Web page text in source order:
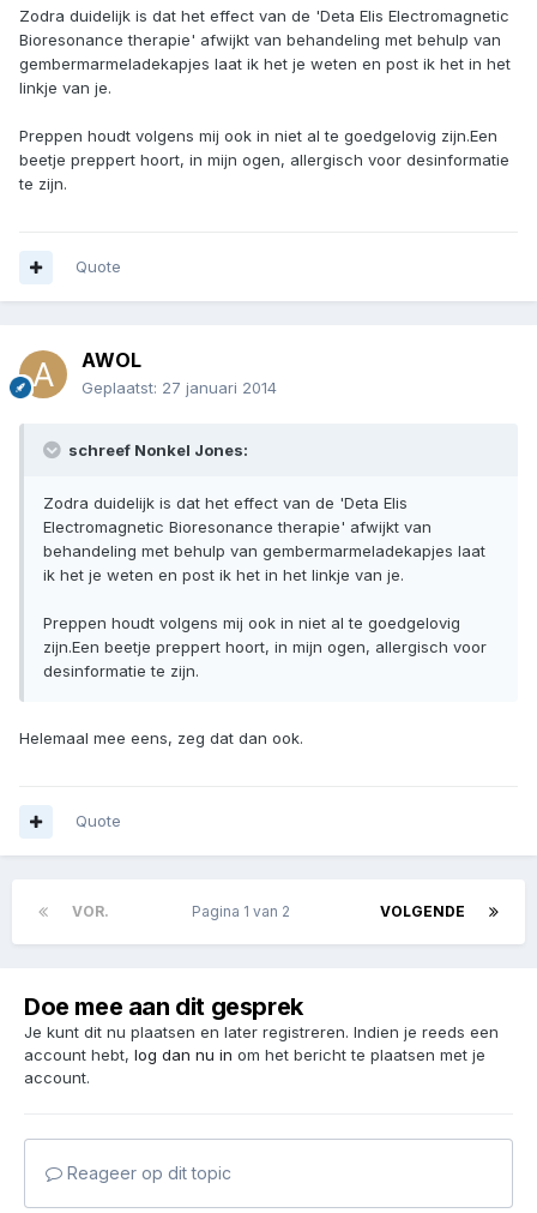
Zodra duidelijk is dat het effect van de 'Deta Elis Electromagnetic
Bioresonance therapie' afwijkt van behandeling met behulp van
gembermarmeladekapjes laat ik het je weten en post ik het in het
linkje van je.
Preppen houdt volgens mij ook in niet al te goedgelovig zijn.Een
beetje preppert hoort, in mijn ogen, allergisch voor desinformatie
te zijn.
Quote
AWOL
Geplaatst: 27 januari 2014
schreef Nonkel Jones:
Zodra duidelijk is dat het effect van de 'Deta Elis
Electromagnetic Bioresonance therapie' afwijkt van
behandeling met behulp van gembermarmeladekapjes laat
ik het je weten en post ik het in het linkje van je.
Preppen houdt volgens mij ook in niet al te goedgelovig
zijn.Een beetje preppert hoort, in mijn ogen, allergisch voor
desinformatie te zijn.
Helemaal mee eens, zeg dat dan ook.
Quote
VOR. VOLGENDE
Pagina 1 van 2
Doe mee aan dit gesprek
Je kunt dit nu plaatsen en later registreren. Indien je reeds een
account hebt, log dan nu in om het bericht te plaatsen met je
account.
Reageer op dit topic